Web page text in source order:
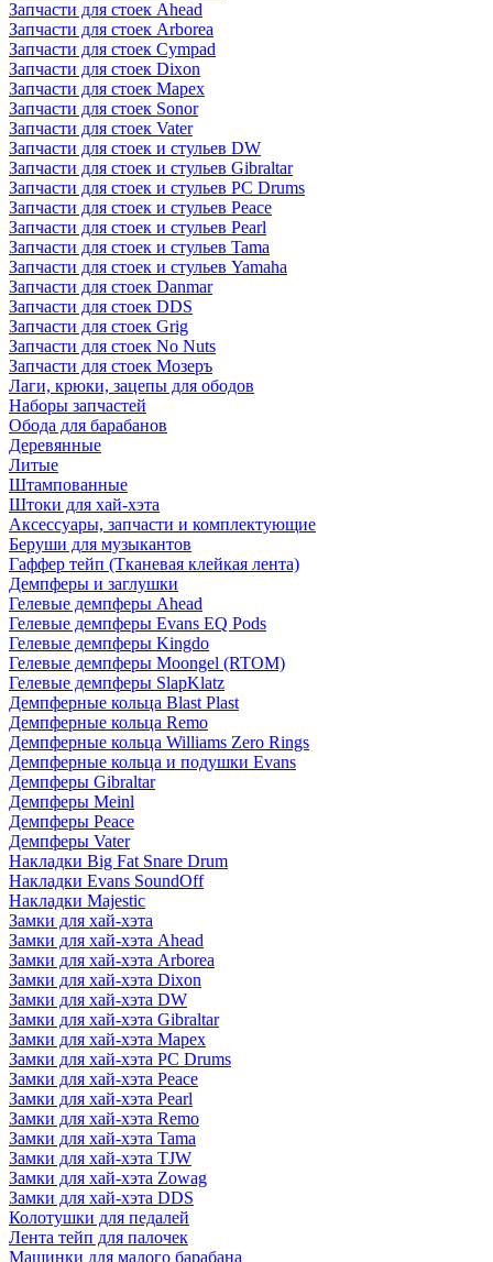
Запчасти для стоек Ahead
Запчасти для стоек Arborea
Запчасти для стоек Cympad
Запчасти для стоек Dixon
Запчасти для стоек Mapex
Запчасти для стоек Sonor
Запчасти для стоек Vater
Запчасти для стоек и стульев DW
Запчасти для стоек и стульев Gibraltar
Запчасти для стоек и стульев PC Drums
Запчасти для стоек и стульев Peace
Запчасти для стоек и стульев Pearl
Запчасти для стоек и стульев Tama
Запчасти для стоек и стульев Yamaha
Запчасти для стоек Danmar
Запчасти для стоек DDS
Запчасти для стоек Grig
Запчасти для стоек No Nuts
Запчасти для стоек Мозеръ
Лаги, крюки, зацепы для ободов
Наборы запчастей
Обода для барабанов
Деревянные
Литые
Штампованные
Штоки для хай-хэта
Аксессуары, запчасти и комплектующие
Беруши для музыкантов
Гаффер тейп (Тканевая клейкая лента)
Демпферы и заглушки
Гелевые демпферы Ahead
Гелевые демпферы Evans EQ Pods
Гелевые демпферы Kingdo
Гелевые демпферы Moongel (RTOM)
Гелевые демпферы SlapKlatz
Демпферные кольца Blast Plast
Демпферные кольца Remo
Демпферные кольца Williams Zero Rings
Демпферные кольца и подушки Evans
Демпферы Gibraltar
Демпферы Meinl
Демпферы Peace
Демпферы Vater
Накладки Big Fat Snare Drum
Накладки Evans SoundOff
Накладки Majestic
Замки для хай-хэта
Замки для хай-хэта Ahead
Замки для хай-хэта Arborea
Замки для хай-хэта Dixon
Замки для хай-хэта DW
Замки для хай-хэта Gibraltar
Замки для хай-хэта Mapex
Замки для хай-хэта PC Drums
Замки для хай-хэта Peace
Замки для хай-хэта Pearl
Замки для хай-хэта Remo
Замки для хай-хэта Tama
Замки для хай-хэта TJW
Замки для хай-хэта Zowag
Замки для хай-хэта DDS
Колотушки для педалей
Лента тейп для палочек
Машинки для малого барабана